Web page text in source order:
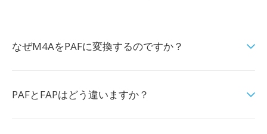
なぜM4AをPAFに変換するのですか？
PAFとFAPはどう違いますか？